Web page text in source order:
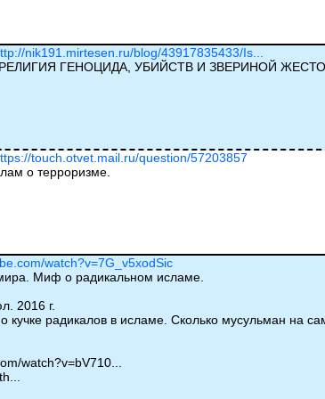
nik191.mirtesen.ru/blog/43917835433/Is...
ГЕНОЦИДА, УБИЙСТВ И ЗВЕРИНОЙ
touch.otvet.mail.ru/question/57203857
о терроризме.
watch?v=7G_v5xodSic
Миф о радикальном исламе.
2016 г.
кучке радикалов в исламе. Сколько мусульман на
watch?v=bV710...